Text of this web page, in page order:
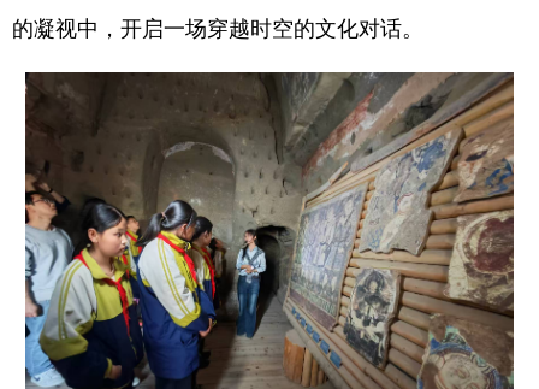
Deutsch Português
的凝视中，开启一场穿越时空的文化对话。